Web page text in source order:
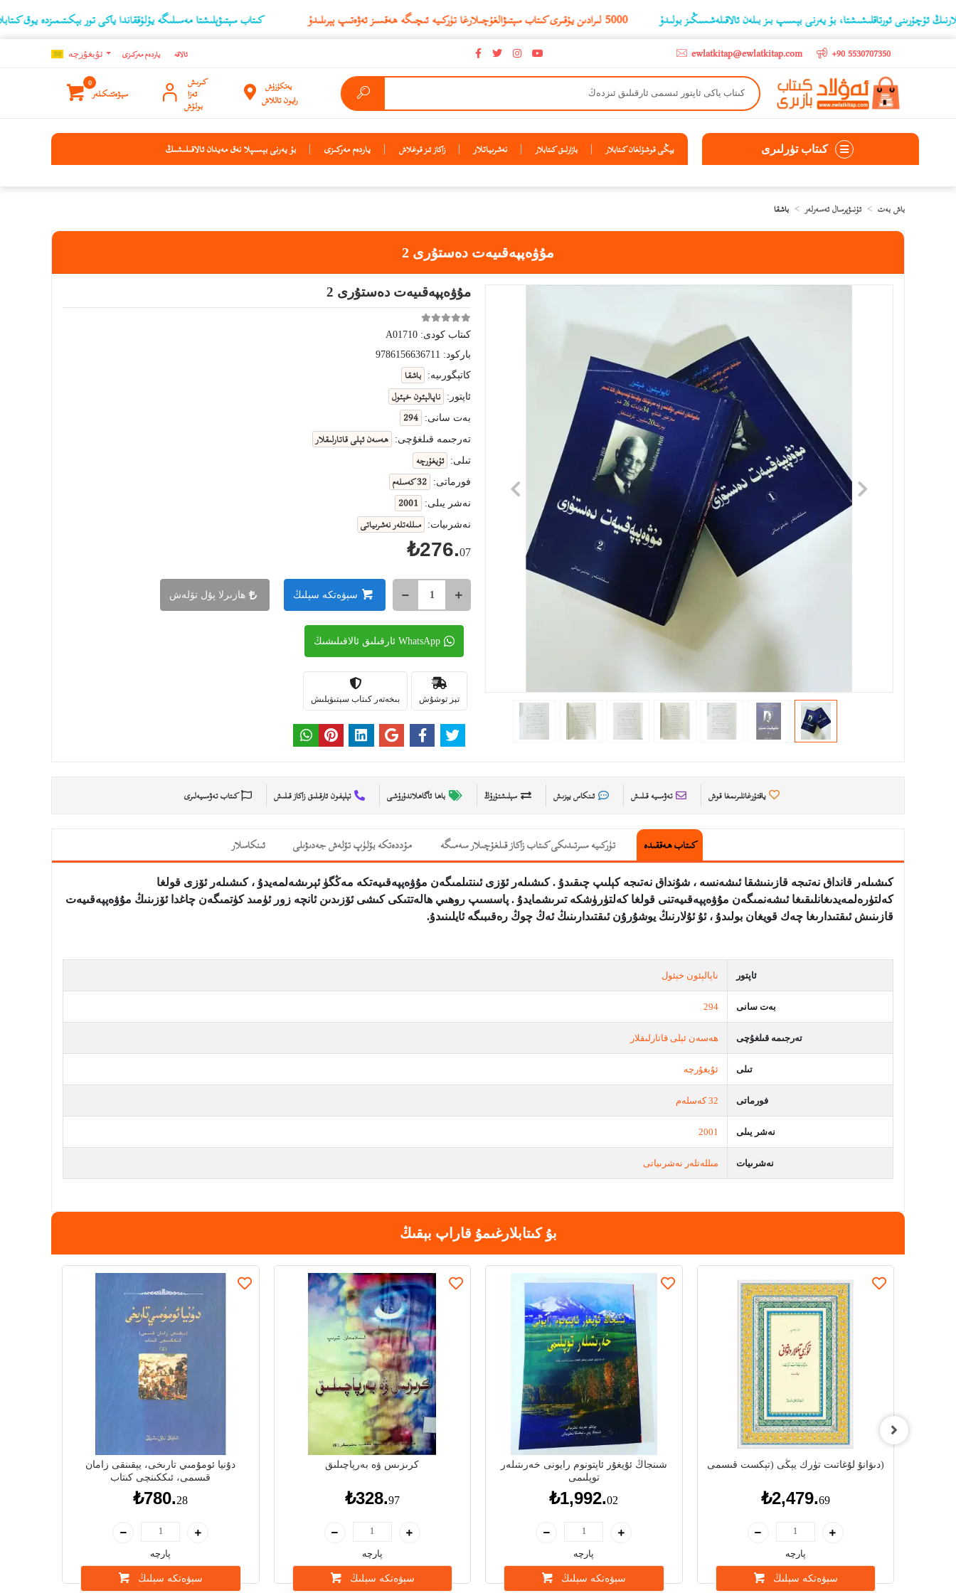
كىتاب سېتىۋېلىشتا مەسىلىگە يۇلۇققاندا ياكى تور بېكىتىمىزدە يوق كىتابلارنىڭ ‫5000 لىرادىن يۇقىرى كىتاب سېتىۋالغۇچىلارغا تۈركىيە ئىچىگە ھەقسىز ئەۋەتىپ ېېرىلىدۇ ئورتاقلىشىشتا، بۇ يەرنى بېسىپ بىز بىلەن ئالاقىلەشسىڭىز بولىدۇ
+90 5530707350
ewlatkitap@ewlatkitap.com ئۇيغۇرچه ياردەم مەركىزى ئالاقە
يەتكۈزۈش
رايون تاللاش
كىرىش
ئەزا
بولۇش
0
سېۋەتتىكىلەر
كىتاب تۈرلىرى يېڭى قوشۇلغان كىتابلار بازارلىق كىتابلار نەشرىياتلار زاكاز ئىز قوغلاش ياردەم مەركىزى بۇ يەرنى بېسىپلا نەق مەيدان ئالاقىلىشىڭ
باش بەت ئۇنىۋېرسال ئەسەرلەر باشقا
مۇۋەپپەقىيەت دەستۇرى 2
مۇۋەپپەقىيەت دەستۇرى 2
كىتاب كودى: A01710
باركود: 9786156636711
كاتېگورىيە:
باشقا
ئاپتور: ناپالېئون خېئول
بەت سانى: 294
تەرجىمە قىلغۇچى: ھەسەن ئېلى قاتارلىقلار
تىلى: ئۇيغۇرچە
فورماتى: 32 كەسلەم
نەشر يىلى: 2001
نەشرىيات: مىللەتلەر نەشرىياتى
₺276.07
سېۋەتكە سېلىڭ ھازىرلا پۇل تۆلەش
WhatsApp ئارقىلىق ئالاقىلىشىڭ
تېز توشۇش بىخەتەر كىتاب سېتىۋېلىش
ياقتۇرغانلىرىمغا قوش تەۋسىيە قىلىش ئىنكاس يېزىش سېلىشتۇرۇڭ باھا ئاگاھلاندۇرۇشى تېلېفون ئارقىلىق زاكاز قىلىش كىتاب تەۋسىيەلىرى
كىتاب ھەققىدە تۈركىيە سىرتىدىكى كىتاب زاكاز قىلغۇچىلار سەمىگە مۇددەتكە بۆلۈپ تۆلەش جەدىۋىلى ئىنكاسلار
كىشىلەر قانداق نەتىجە قازىنىشقا ئىشەنسە ، شۇنداق نەتىجە كېلىپ چىقىدۇ . كىشىلەر ئۆزى ئىنتىلمىگەن مۇۋەپپەقىيەتكە مەڭگۈ ئېرىشەلمەيدۇ ، كىشىلەر ئۆزى قولغا
كەلتۈرەلمەيدىغانلىقىغا ئىشەنمىگەن مۇۋەپپەقىيەتنى قولغا كەلتۈرۈشكە تىرىشمايدۇ . پاسسىپ روھىي ھالەتتىكى كىشى ئۆزىدىن ئانچە زور ئۈمىد كۈتمىگەن چاغدا ئۆزىنىڭ مۇۋەپپەقىيەت
قازىنىش ئىقتىدارىغا چەك قويغان بولىدۇ ، ئۇ ئۇلارنىڭ يوشۇرۇن ئىقتىدارىنىڭ ئەڭ چوڭ رەقىبىگە ئايلىنىدۇ.
ئاپتور ناپالېئون خېئول
بەت سانى 294
تەرجىمە قىلغۇچى ھەسەن ئېلى قاتارلىقلار
تىلى ئۇيغۇرچە
فورماتى 32 كەسلەم
نەشر يىلى 2001
نەشرىيات مىللەتلەر نەشرىياتى
بۇ كىتابلارغىمۇ قاراپ بېقىڭ
دۇنيا ئومۇمىي تارىخى، يېقىنقى زامان
قىسمى، ئىككىنچى كىتاب
₺780.28
پارچە
سېۋەتكە سېلىڭ
كرىزىس ۋە بەرپاچىلىق
₺328.97
پارچە
سېۋەتكە سېلىڭ
شىنجاڭ ئۇيغۇر ئاپتونوم رايونى خەرىتىلەر
توپلىمى
₺1,992.02
پارچە
سېۋەتكە سېلىڭ
دىۋانۇ لۇغاتىت تۈرك يېڭى (تېكست قىسمى)
₺2,479.69
پارچە
سېۋەتكە سېلىڭ